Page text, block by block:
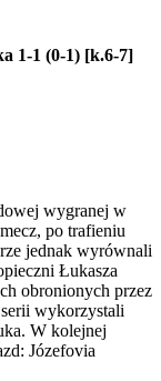
1-1 (0-1) [k.6-7]
wygranej w
po trafieniu
jednak wyrównali
Łukasza
obronionych przez
wykorzystali
W kolejnej
Józefovia